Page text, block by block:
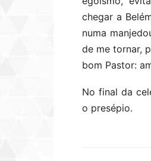
chegar a
numa
de me tornar,
bom Pastor:
No final da
o presépio.